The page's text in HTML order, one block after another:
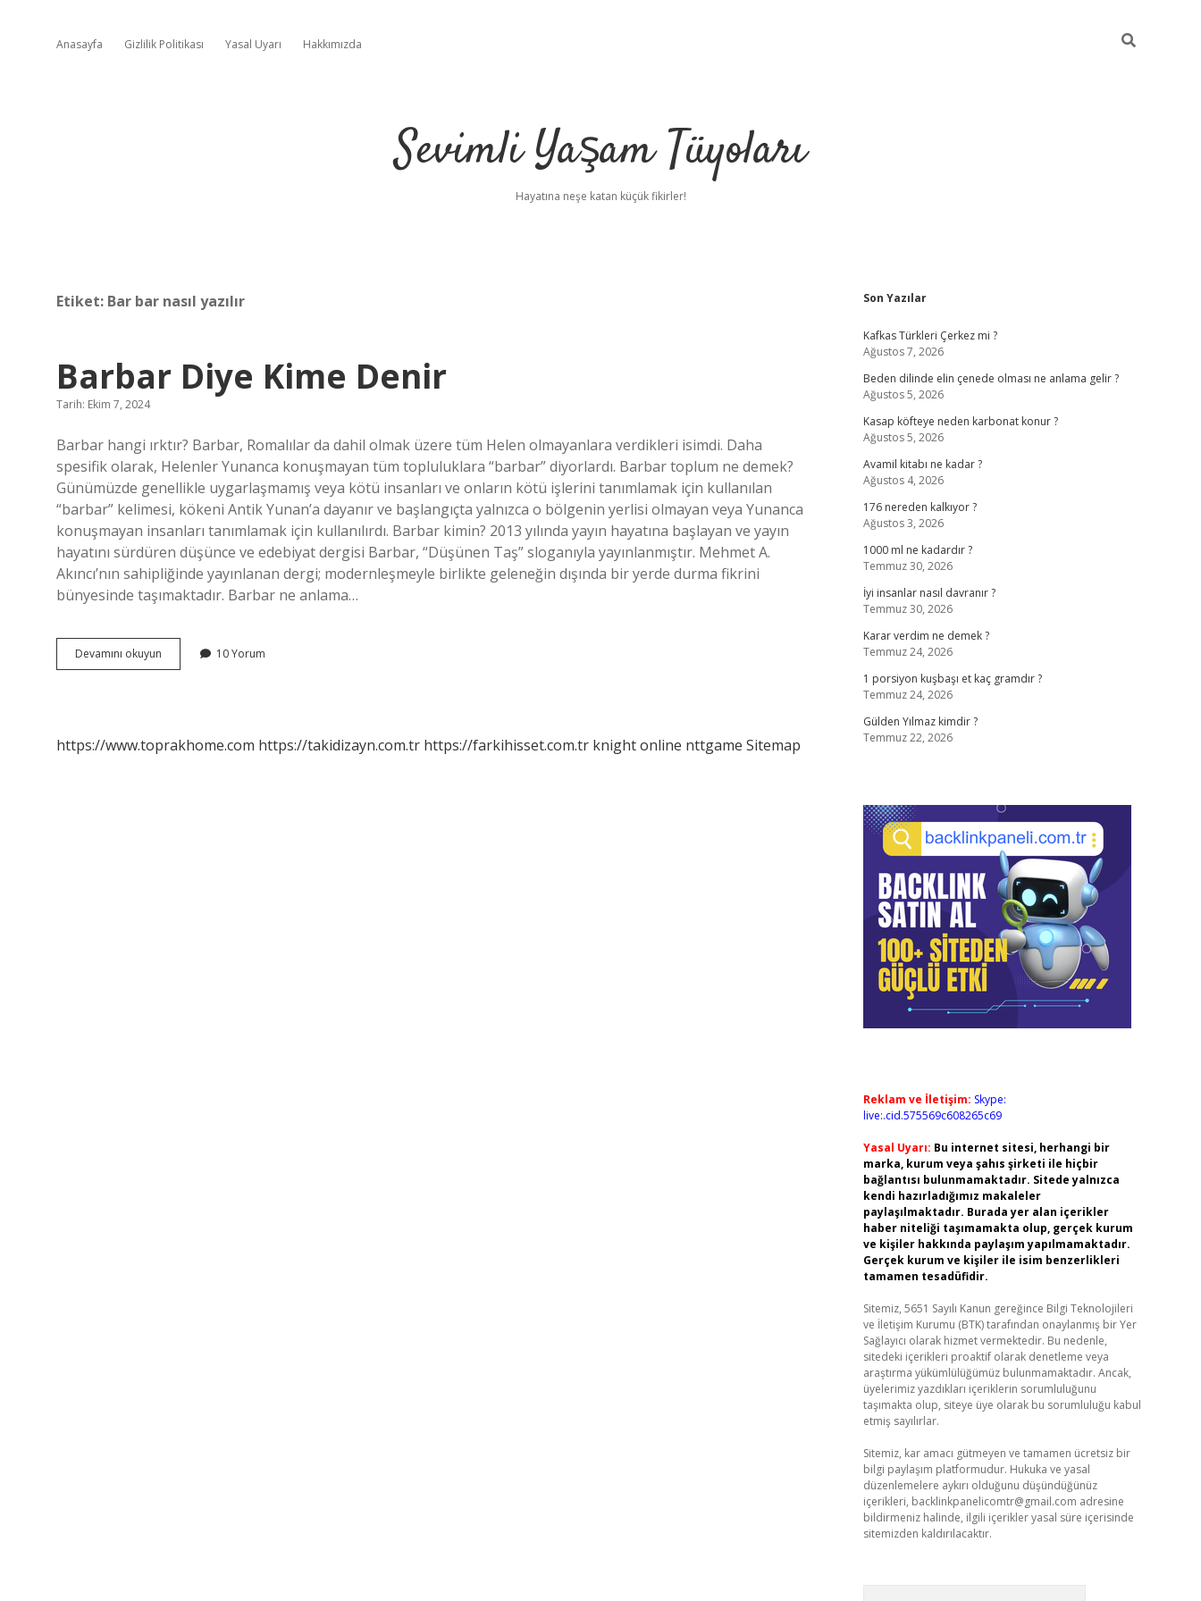
Anasayfa Gizlilik Politikası Yasal Uyarı Hakkımızda
Sevimli Yaşam Tüyoları
Hayatına neşe katan küçük fikirler!
Etiket: Bar bar nasıl yazılır
Barbar Diye Kime Denir
Tarih: Ekim 7, 2024
Barbar hangi ırktır? Barbar, Romalılar da dahil olmak üzere tüm Helen olmayanlara verdikleri isimdi. Daha
spesifik olarak, Helenler Yunanca konuşmayan tüm topluluklara “barbar” diyorlardı. Barbar toplum ne demek?
Günümüzde genellikle uygarlaşmamış veya kötü insanları ve onların kötü işlerini tanımlamak için kullanılan
“barbar” kelimesi, kökeni Antik Yunan’a dayanır ve başlangıçta yalnızca o bölgenin yerlisi olmayan veya Yunanca
konuşmayan insanları tanımlamak için kullanılırdı. Barbar kimin? 2013 yılında yayın hayatına başlayan ve yayın
hayatını sürdüren düşünce ve edebiyat dergisi Barbar, “Düşünen Taş” sloganıyla yayınlanmıştır. Mehmet A.
Akıncı’nın sahipliğinde yayınlanan dergi; modernleşmeyle birlikte geleneğin dışında bir yerde durma fikrini
bünyesinde taşımaktadır. Barbar ne anlama…
Devamını okuyun
Diye
10 Yorum
https://www.toprakhome.com https://takidizayn.com.tr https://farkihisset.com.tr knight online nttgame Sitemap
Sidebar
Son Yazılar
Kafkas Türkleri Çerkez mi ?
Ağustos 7, 2026
Beden dilinde elin çenede olması ne anlama gelir ?
Ağustos 5, 2026
Kasap köfteye neden karbonat konur ?
Ağustos 5, 2026
Avamil kitabı ne kadar ?
Ağustos 4, 2026
176 nereden kalkıyor ?
Ağustos 3, 2026
1000 ml ne kadardır ?
Temmuz 30, 2026
İyi insanlar nasıl davranır ?
Temmuz 30, 2026
Karar verdim ne demek ?
Temmuz 24, 2026
1 porsiyon kuşbaşı et kaç gramdır ?
Temmuz 24, 2026
Gülden Yılmaz kimdir ?
Temmuz 22, 2026
Reklam ve İletişim: Skype:
live:.cid.575569c608265c69
Yasal Uyarı: Bu internet sitesi, herhangi bir
marka, kurum veya şahıs şirketi ile hiçbir
bağlantısı bulunmamaktadır. Sitede yalnızca
kendi hazırladığımız makaleler
paylaşılmaktadır. Burada yer alan içerikler
haber niteliği taşımamakta olup, gerçek kurum
ve kişiler hakkında paylaşım yapılmamaktadır.
Gerçek kurum ve kişiler ile isim benzerlikleri
tamamen tesadüfidir.
Sitemiz, 5651 Sayılı Kanun gereğince Bilgi Teknolojileri
ve İletişim Kurumu (BTK) tarafından onaylanmış bir Yer
Sağlayıcı olarak hizmet vermektedir. Bu nedenle,
sitedeki içerikleri proaktif olarak denetleme veya
araştırma yükümlülüğümüz bulunmamaktadır. Ancak,
üyelerimiz yazdıkları içeriklerin sorumluluğunu
taşımakta olup, siteye üye olarak bu sorumluluğu kabul
etmiş sayılırlar.
Sitemiz, kar amacı gütmeyen ve tamamen ücretsiz bir
bilgi paylaşım platformudur. Hukuka ve yasal
düzenlemelere aykırı olduğunu düşündüğünüz
içerikleri, backlinkpanelicomtr@gmail.com adresine
bildirmeniz halinde, ilgili içerikler yasal süre içerisinde
sitemizden kaldırılacaktır.